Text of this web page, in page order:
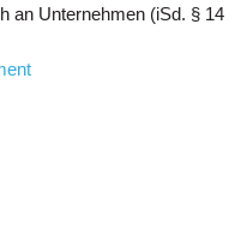
an Unternehmen (iSd. § 14